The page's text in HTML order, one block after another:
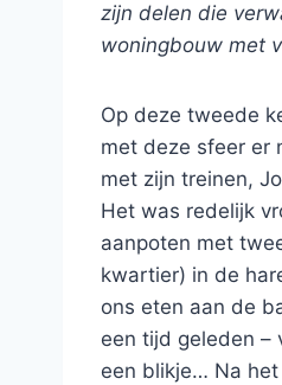
zijn delen die
woningbouw met
Op deze tweede
met deze sfeer er
met zijn treinen,
Het was redelijk
aanpoten met
kwartier) in de
ons eten aan de
een tijd geleden –
een blikje… Na